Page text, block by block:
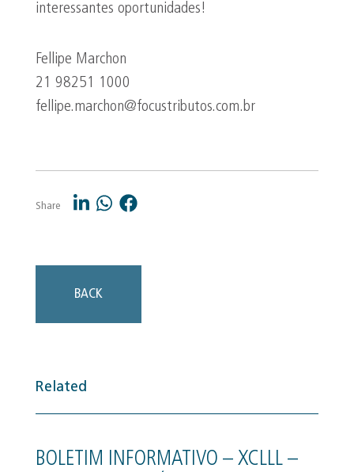
BACK
interessantes oportunidades!
Fellipe Marchon
21 98251 1000
fellipe.marchon@focustributos.com.br
Share
Related
BOLETIM INFORMATIVO – XCLLL –